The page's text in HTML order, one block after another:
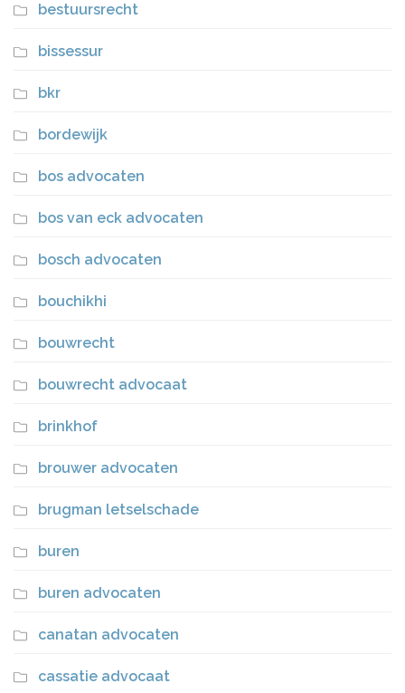
bestuursrecht
bissessur
bkr
bordewijk
bos advocaten
bos van eck advocaten
bosch advocaten
bouchikhi
bouwrecht
bouwrecht advocaat
brinkhof
brouwer advocaten
brugman letselschade
buren
buren advocaten
canatan advocaten
cassatie advocaat